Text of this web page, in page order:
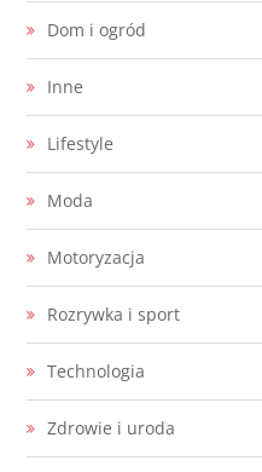
Dom i ogród
Inne
Lifestyle
Moda
Motoryzacja
Rozrywka i sport
Technologia
Zdrowie i uroda